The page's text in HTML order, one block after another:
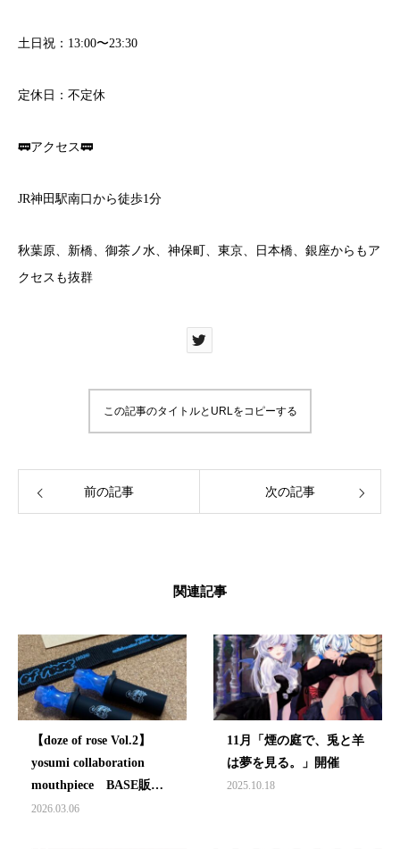
土日祝：13:00〜23:30
定休日：不定休
🚃アクセス🚃
JR神田駅南口から徒歩1分
秋葉原、新橋、御茶ノ水、神保町、東京、日本橋、銀座からもア
クセスも抜群
この記事のタイトルとURLをコピーする
前の記事 次の記事
関連記事
【doze of rose Vol.2】
yosumi collaboration
mouthpiece BASE販
売！
2026.03.06
11月「煙の庭で、兎と羊
は夢を見る。」開催
2025.10.18